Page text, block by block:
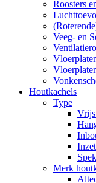
Roosters
Veeg- en
Houtkachels
Type
Merk